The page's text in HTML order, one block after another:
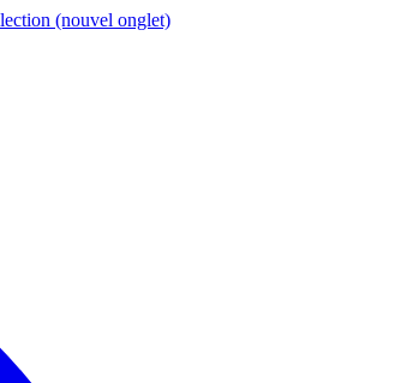
(nouvel onglet)